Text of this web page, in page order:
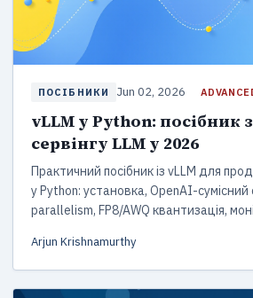
ПОСІБНИКИ Jun 02, 2026
vLLM у Python: посібник
сервінгу LLM у 2026
Практичний посібник із vLLM для
у Python: установка, OpenAI-
parallelism, FP8/AWQ квантизація,
Arjun Krishnamurthy